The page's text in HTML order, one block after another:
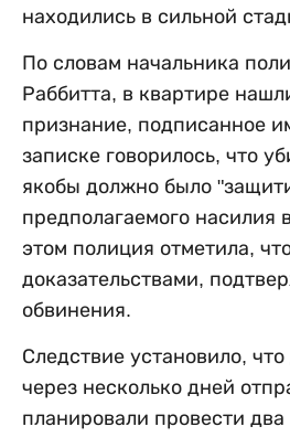
находились в сильной
По словам начальника
Раббитта, в квартире
признание, подписанное
записке говорилось, что
якобы должно было
предполагаемого насилия
этом полиция отметила,
доказательствами,
обвинения.
Следствие установило,
через несколько дней
планировали провести